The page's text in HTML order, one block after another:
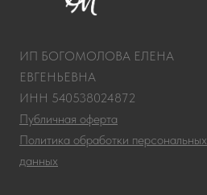
ИП БОГОМОЛОВА ЕЛЕНА
ЕВГЕНЬЕВНА
ИНН 540538024872
Публичная оферта
Политика обработки персональных
данных